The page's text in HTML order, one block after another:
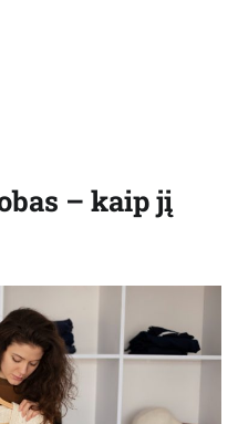
– kaip jį